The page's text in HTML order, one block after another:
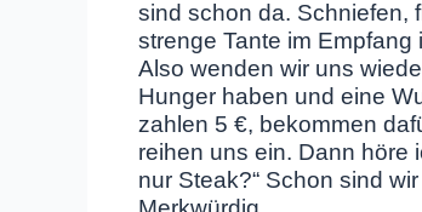
sind schon da. Schniefen,
strenge Tante im
Also wenden wir uns
Hunger haben und eine
zahlen 5 €, bekommen
reihen uns ein. Dann höre
nur Steak?“ Schon sind